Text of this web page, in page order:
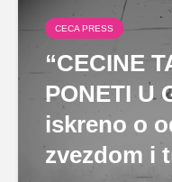
CECA PRESS
“CECINE
PONETI U
iskreno o
zvezdom i